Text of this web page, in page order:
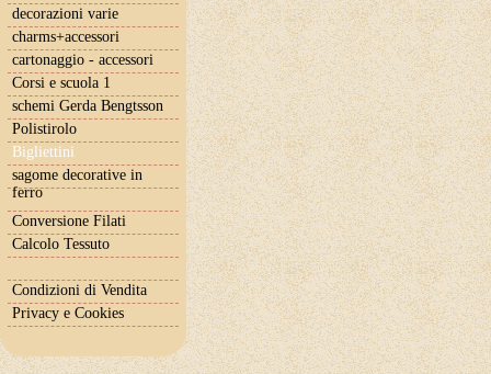
decorazioni varie
charms+accessori
cartonaggio - accessori
Corsi e scuola 1
schemi Gerda Bengtsson
Polistirolo
Bigliettini
sagome decorative in
ferro
Conversione Filati
Calcolo Tessuto
Condizioni di Vendita
Privacy e Cookies